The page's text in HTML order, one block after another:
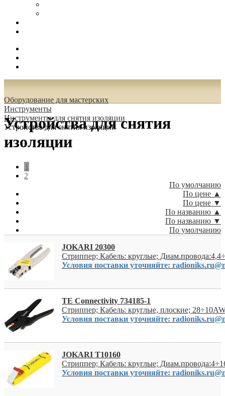
Оборудование для мастерских
Инструменты
Инструменты для снятия изоляции
Устройства для снятия изоляции
Устройства для снятия
изоляции
1
2
По умолчанию
По цене ▲
По цене ▼
По названию ▲
По названию ▼
По умолчанию
JOKARI 20300
Стриппер; Кабель: круглые;
Условия поставки уточняйте:
TE Connectivity 734185-1
Стриппер; Кабель: круглые, плоские;
Условия поставки уточняйте:
JOKARI T10160
Стриппер; Кабель: круглые;
Условия поставки уточняйте: